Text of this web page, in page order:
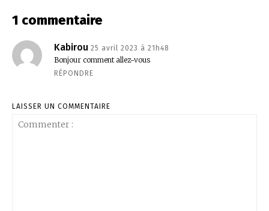
1 commentaire
Kabirou 25 avril 2023 à 21h48
Bonjour comment allez-vous
RÉPONDRE
LAISSER UN COMMENTAIRE